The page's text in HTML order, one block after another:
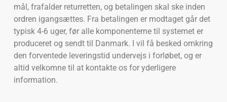
mål, frafalder returretten, og betalingen skal ske inden
ordren igangsættes. Fra betalingen er modtaget går det
typisk 4-6 uger, før alle komponenterne til systemet er
produceret og sendt til Danmark. I vil få besked omkring
den forventede leveringstid undervejs i forløbet, og er
altid velkomne til at kontakte os for yderligere
information.